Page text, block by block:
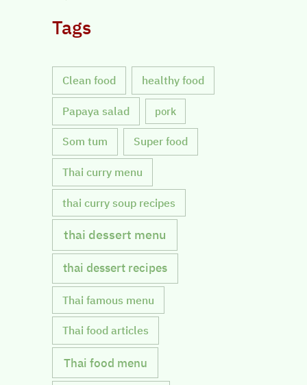
Tags
Clean food healthy food
Papaya salad pork
Som tum Super food
Thai curry menu
thai curry soup recipes
thai dessert menu
thai dessert recipes
Thai famous menu
Thai food articles
Thai food menu